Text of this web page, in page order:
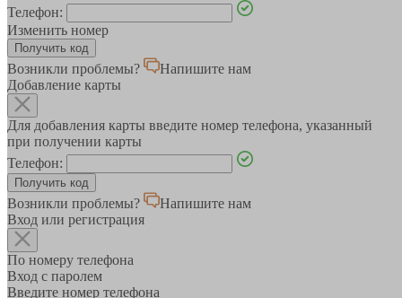
Телефон:
Изменить номер
Возникли проблемы?
Напишите нам
Добавление карты
Для добавления карты введите номер телефона, указанный
при получении карты
Телефон:
Возникли проблемы?
Напишите нам
Вход или регистрация
По номеру телефона
Вход с паролем
Введите номер телефона